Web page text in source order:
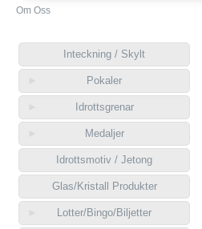
Om Oss
Inteckning / Skylt
Pokaler
Idrottsgrenar
Medaljer
Idrottsmotiv / Jetong
Glas/Kristall Produkter
Lotter/Bingo/Biljetter